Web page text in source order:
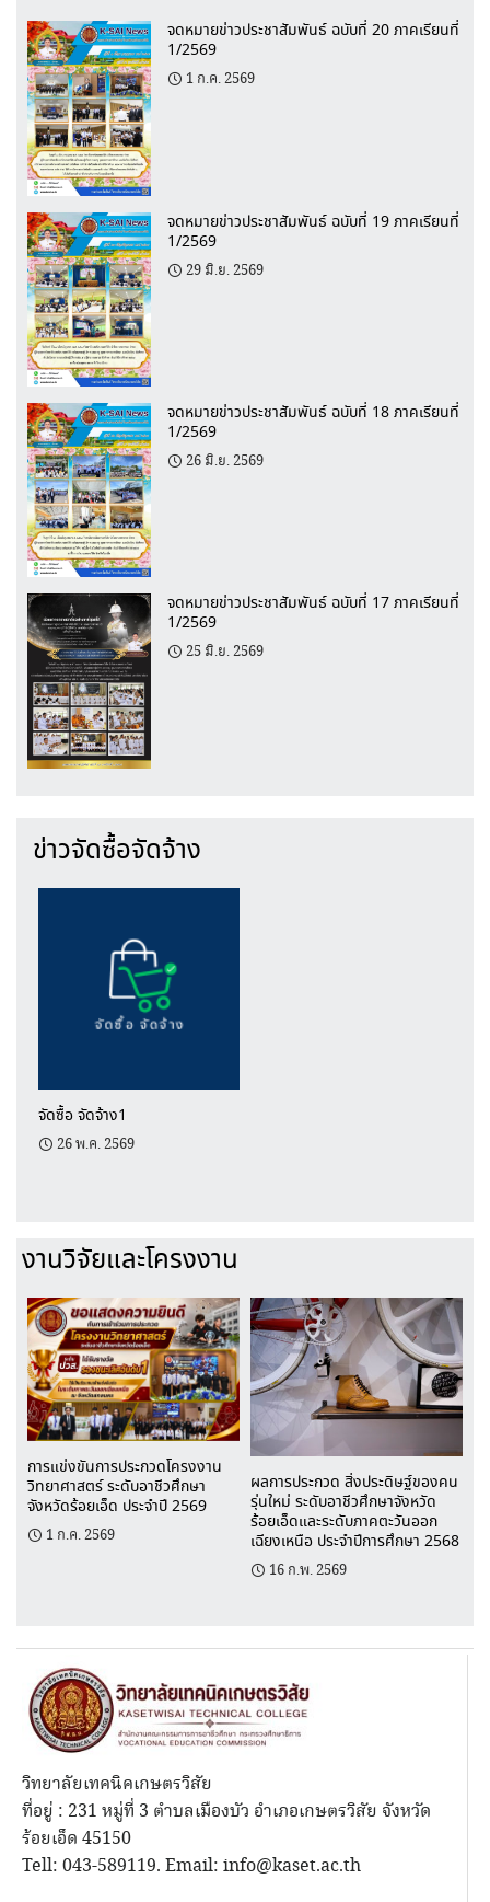
จดหมายข่าวประชาสัมพันธ์ ฉบับที่ 20 ภาคเรียนที่
1/2569
1 ก.ค. 2569
จดหมายข่าวประชาสัมพันธ์ ฉบับที่ 19 ภาคเรียนที่
1/2569
29 มิ.ย. 2569
จดหมายข่าวประชาสัมพันธ์ ฉบับที่ 18 ภาคเรียนที่
1/2569
26 มิ.ย. 2569
จดหมายข่าวประชาสัมพันธ์ ฉบับที่ 17 ภาคเรียนที่
1/2569
25 มิ.ย. 2569
ข่าวจัดซื้อจัดจ้าง
จัดซื้อ จัดจ้าง1
26 พ.ค. 2569
งานวิจัยและโครงงาน
การแข่งขันการประกวดโครงงาน
วิทยาศาสตร์ ระดับอาชีวศึกษา
จังหวัดร้อยเอ็ด ประจำปี 2569
1 ก.ค. 2569
ผลการประกวด สิ่งประดิษฐ์ของคน
รุ่นใหม่ ระดับอาชีวศึกษาจังหวัด
ร้อยเอ็ดและระดับภาคตะวันออก
เฉียงเหนือ ประจำปีการศึกษา 2568
16 ก.พ. 2569
วิทยาลัยเทคนิคเกษตรวิสัย
ที่อยู่ : 231 หมู่ที่ 3 ตำบลเมืองบัว อำเภอเกษตรวิสัย จังหวัด
ร้อยเอ็ด 45150
Tell: 043-589119. Email: info@kaset.ac.th